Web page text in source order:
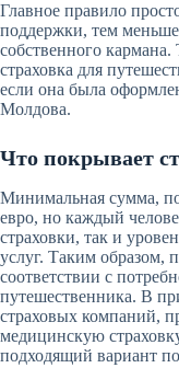
Главное правило
поддержки, тем меньше
собственного
страховка для
если она была
Молдова.
Что покрывает
Минимальная сумма,
евро, но каждый
страховки, так и
услуг. Таким образом,
соответствии с
путешественника. В
страховых компаний,
медицинскую
подходящий вариант